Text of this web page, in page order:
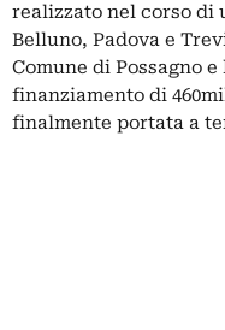
realizzato nel corso di
Belluno, Padova e
Comune di Possagno
finanziamento di
finalmente portata a